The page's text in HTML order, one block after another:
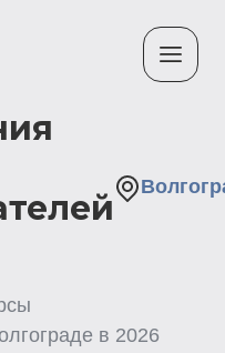
в 2026